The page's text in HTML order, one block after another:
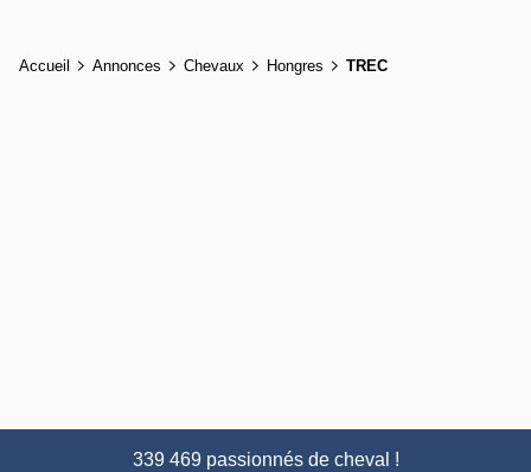
Accueil Annonces Chevaux Hongres TREC
339 469 passionnés de cheval !